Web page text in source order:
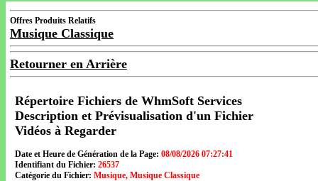
Offres Produits Relatifs
Musique Classique
Retourner en Arrière
Répertoire Fichiers de WhmSoft Services
Description et Prévisualisation d'un Fichier
Vidéos à Regarder
Date et Heure de Génération de la Page: 08/08/2026 07:27:41
Identifiant du Fichier: 26537
Catégorie du Fichier: Musique, Musique Classique